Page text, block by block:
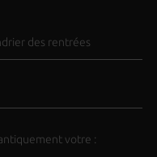
des rentrées
votre :